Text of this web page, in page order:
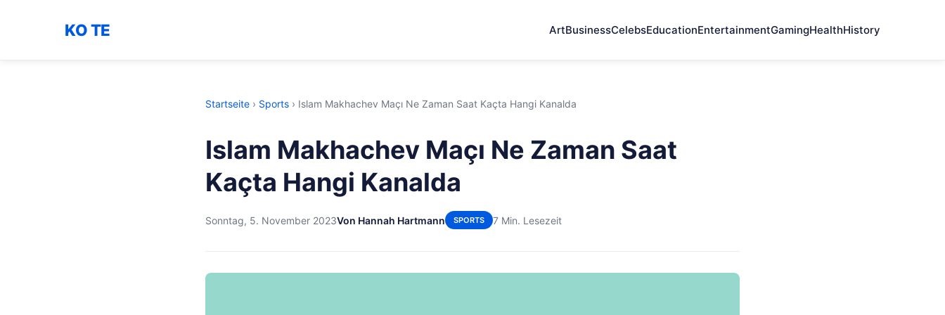
KO TE ArtBusinessCelebsEducationEntertainmentGamingHealthHistory
Startseite › Sports › Islam Makhachev Maçı Ne Zaman Saat Kaçta Hangi Kanalda
Islam Makhachev Maçı Ne Zaman Saat
Kaçta Hangi Kanalda
Sonntag, 5. November 2023Von Hannah Hartmann SPORTS 7 Min. Lesezeit